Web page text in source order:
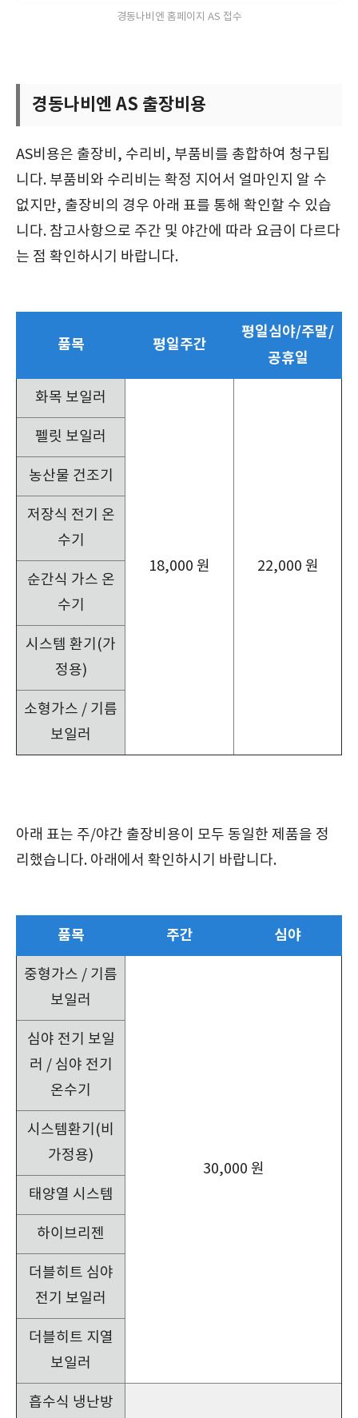
경동나비엔 홈페이지 AS 접수
경동나비엔 AS 출장비용
AS비용은 출장비, 수리비, 부품비를 총합하여 청구됩
니다. 부품비와 수리비는 확정 지어서 얼마인지 알 수
없지만, 출장비의 경우 아래 표를 통해 확인할 수 있습
니다. 참고사항으로 주간 및 야간에 따라 요금이 다르다
는 점 확인하시기 바랍니다.
품목 평일주간
평일심야/주말/
공휴일
화목 보일러
18,000 원 22,000 원
펠릿 보일러
농산물 건조기
저장식 전기 온
수기
순간식 가스 온
수기
시스템 환기(가
정용)
소형가스 / 기름
보일러
아래 표는 주/야간 출장비용이 모두 동일한 제품을 정
리했습니다. 아래에서 확인하시기 바랍니다.
품목 주간 심야
중형가스 / 기름
보일러
30,000 원
심야 전기 보일
러 / 심야 전기
온수기
시스템환기(비
가정용)
태양열 시스템
하이브리젠
더블히트 심야
전기 보일러
더블히트 지열
보일러
흡수식 냉난방